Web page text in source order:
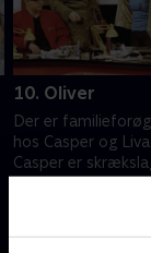
10. Oliver
Der er
hos Casper og
Casper er
tanken om at være